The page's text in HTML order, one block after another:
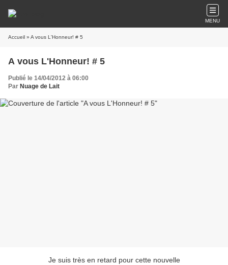
MENU
Accueil » A vous L'Honneur! # 5
A vous L'Honneur! # 5
Publié le 14/04/2012 à 06:00
Par Nuage de Lait
Je suis très en retard pour cette nouvelle